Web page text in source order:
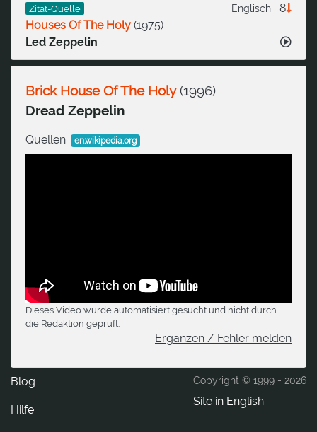
Zitat-Quelle 8
Englisch
Houses Of The Holy (1975)
Led Zeppelin
Brick House Of The Holy(1996)
Dread Zeppelin
Quellen: en.wikipedia.org
Dieses Video wurde automatisiert gesucht und nicht durch
die Redaktion geprüft.
Ergänzen / Fehler melden
Copyright © 1999 - 2026
Site in English
Blog
Hilfe